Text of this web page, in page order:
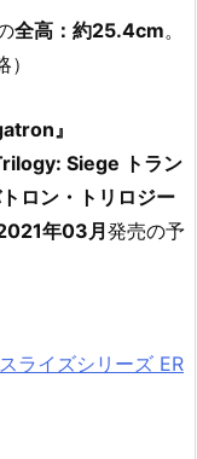
全高：約25.4cm。
』
Siege トラン
ロン・トリロジー
年03月発売の予
ライズシリーズ ER